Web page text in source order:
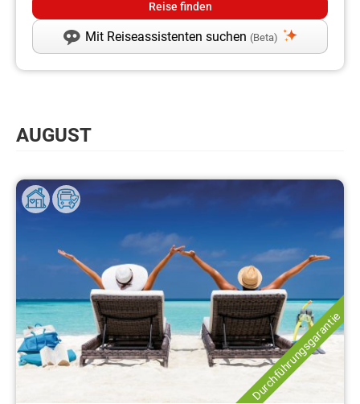
Mit Reiseassistenten suchen (Beta)
AUGUST
Durchführungsgarantie